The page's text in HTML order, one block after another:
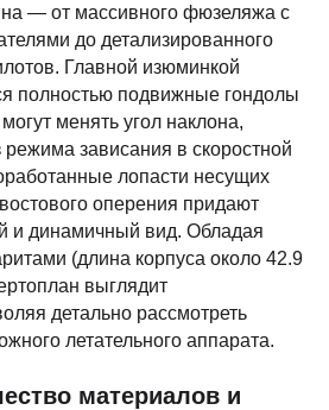
— от массивного фюзеляжа с
до детализированного
Главной изюминкой
полностью подвижные гондолы
менять угол наклона,
зависания в скоростной
лопасти несущих
оперения придают
и динамичный вид. Обладая
(длина корпуса около 42.9
выглядит
детально рассмотреть
летательного аппарата.
материалов и